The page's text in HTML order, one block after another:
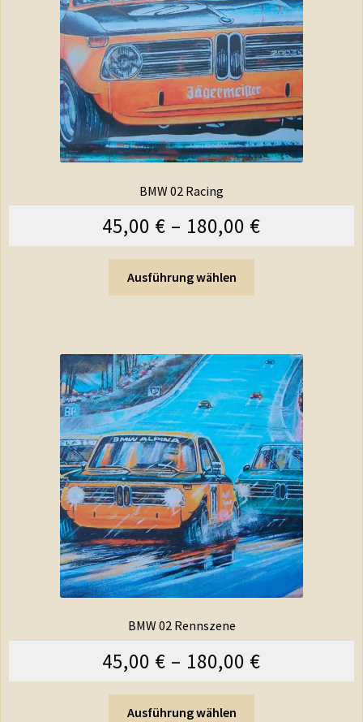
BMW 02 Racing
45,00 € – 180,00 €
Ausführung wählen
BMW 02 Rennszene
45,00 € – 180,00 €
Ausführung wählen